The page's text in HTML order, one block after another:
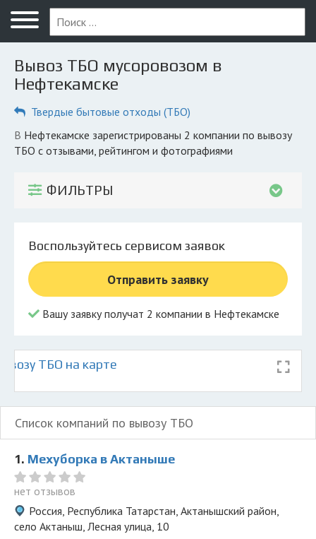
Меню
Главная
Вопрос юристу
Компании
Экоблог
© 2026 Все права защищены
Вывоз ТБО мусоровозом в
Нефтекамске
Твердые бытовые отходы (ТБО)
в Нефтекамске зарегистрированы 2 компании по вывозу
ТБО с отзывами, рейтингом и фотографиями
ФИЛЬТРЫ
Воспользуйтесь сервисом заявок
Отправить заявку
Вашу заявку получат 2 компании в Нефтекамске
ТБО на карте
Список компаний по вывозу ТБО
1. Мехуборка в Актаныше
нет отзывов
Россия, Республика Татарстан, Актанышский район,
село Актаныш, Лесная улица, 10